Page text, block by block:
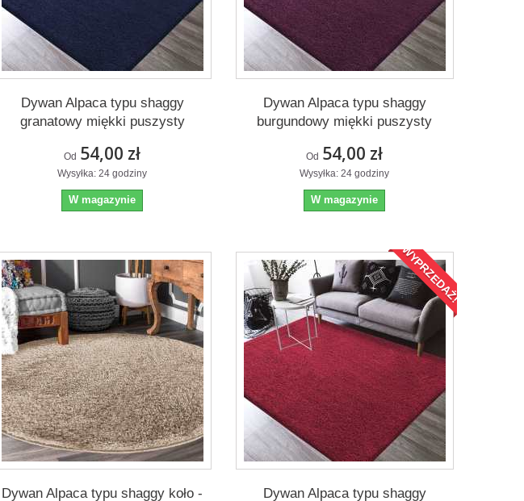
Dywan Alpaca typu shaggy
granatowy miękki puszysty
Od 54,00 zł
Wysyłka: 24 godziny
W magazynie
Dywan Alpaca typu shaggy
burgundowy miękki puszysty
Od 54,00 zł
Wysyłka: 24 godziny
W magazynie
Dywan Alpaca typu shaggy koło -
WYPRZEDAŻ!
Dywan Alpaca typu shaggy